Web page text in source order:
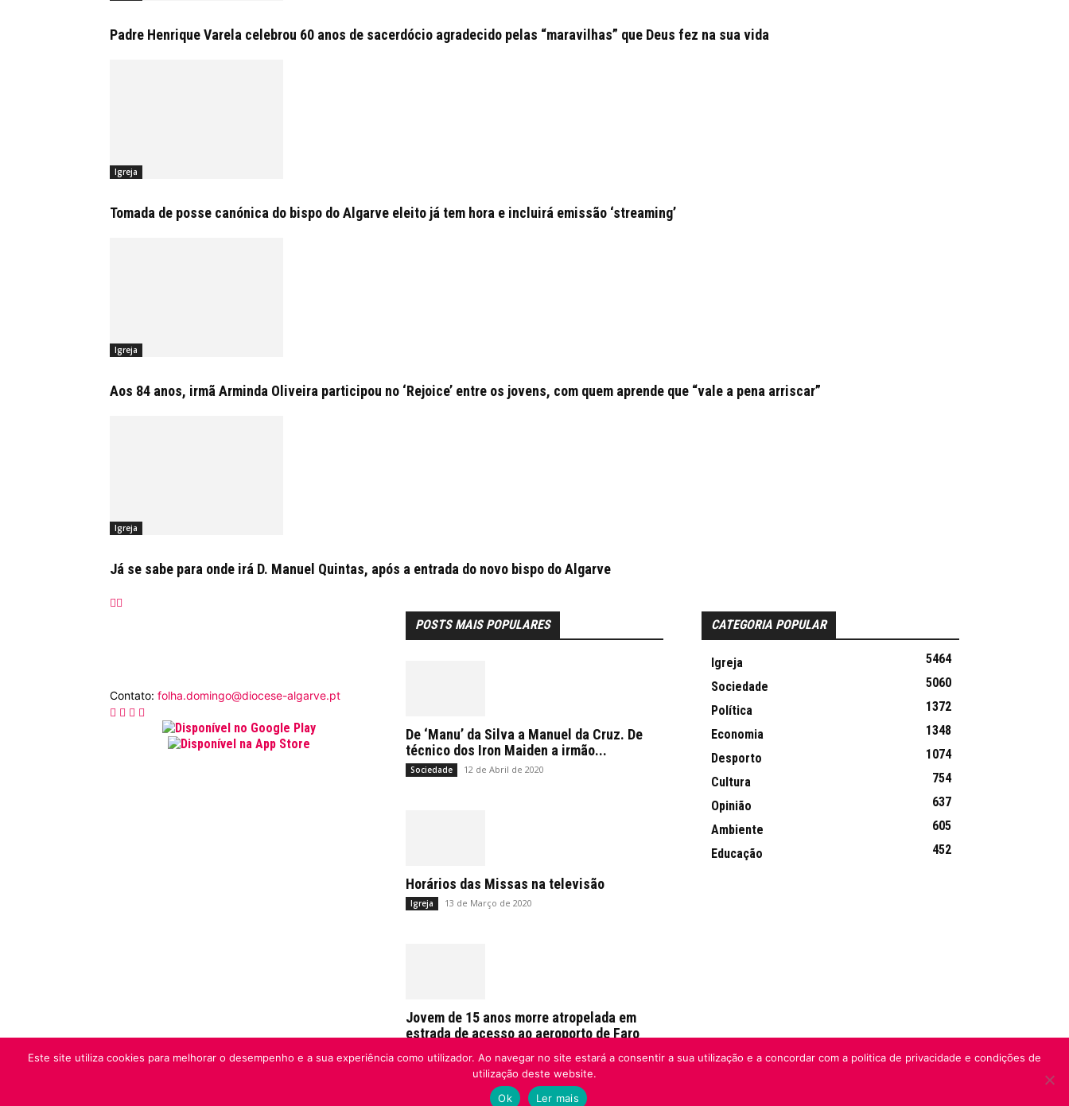
Padre Henrique Varela celebrou 60 anos de sacerdócio agradecido pelas “maravilhas” que Deus fez na sua vida
Igreja
Tomada de posse canónica do bispo do Algarve eleito já tem hora e incluirá emissão ‘streaming’
Igreja
Aos 84 anos, irmã Arminda Oliveira participou no ‘Rejoice’ entre os jovens, com quem aprende que “vale a pena arriscar”
Igreja
Já se sabe para onde irá D. Manuel Quintas, após a entrada do novo bispo do Algarve
Contato: folha.domingo@diocese-algarve.pt
POSTS MAIS POPULARES
De ‘Manu’ da Silva a Manuel da Cruz. De
técnico dos Iron Maiden a irmão...
Sociedade 12 de Abril de 2020
Horários das Missas na televisão
Igreja 13 de Março de 2020
Jovem de 15 anos morre atropelada em
estrada de acesso ao aeroporto de Faro
Sociedade 21 de Fevereiro de 2020
CATEGORIA POPULAR
Igreja
5464
Sociedade
5060
Política
1372
Economia
1348
Desporto
1074
Cultura
754
Opinião
637
Ambiente
605
Educação
452
Este site utiliza cookies para melhorar o desempenho e a sua experiência como utilizador. Ao navegar no site estará a consentir a sua utilização e a concordar com a politica de privacidade e condições de
utilização deste website.
Ok
Ler mais